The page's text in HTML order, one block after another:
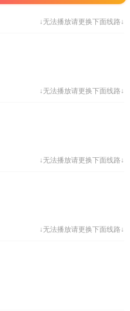
↓无法播放请更换下面线路↓
↓无法播放请更换下面线路↓
↓无法播放请更换下面线路↓
↓无法播放请更换下面线路↓